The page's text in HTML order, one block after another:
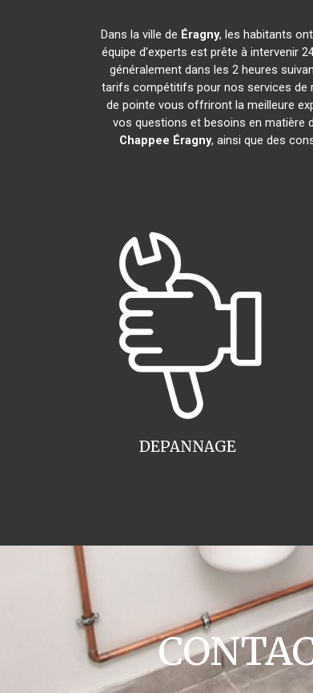
Dans la ville de Éragny, les habitants
équipe d'experts est prête à intervenir
généralement dans les 2 heures
tarifs compétitifs pour nos services de
de pointe vous offriront la meilleure
vos questions et besoins en matière
Chappee Éragny, ainsi que des
DEPANNAGE